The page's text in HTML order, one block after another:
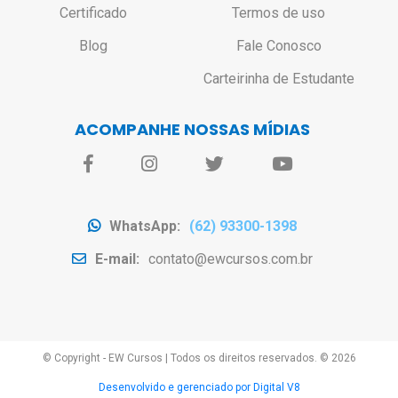
Certificado
Blog
Termos de uso
Fale Conosco
Carteirinha de Estudante
ACOMPANHE NOSSAS MÍDIAS
WhatsApp:
(62) 93300-1398
E-mail: contato@ewcursos.com.br
© Copyright - EW Cursos | Todos os direitos reservados. © 2026
Desenvolvido e gerenciado por Digital V8